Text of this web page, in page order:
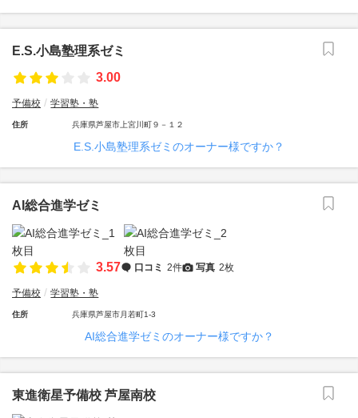
E.S.小島塾理系ゼミ
3.00
予備校 学習塾・塾
住所 兵庫県芦屋市上宮川町９－１２
E.S.小島塾理系ゼミのオーナー様ですか？
AI総合進学ゼミ
3.57 口コミ 2件 写真 2枚
予備校 学習塾・塾
住所 兵庫県芦屋市月若町1-3
AI総合進学ゼミのオーナー様ですか？
東進衛星予備校 芦屋南校